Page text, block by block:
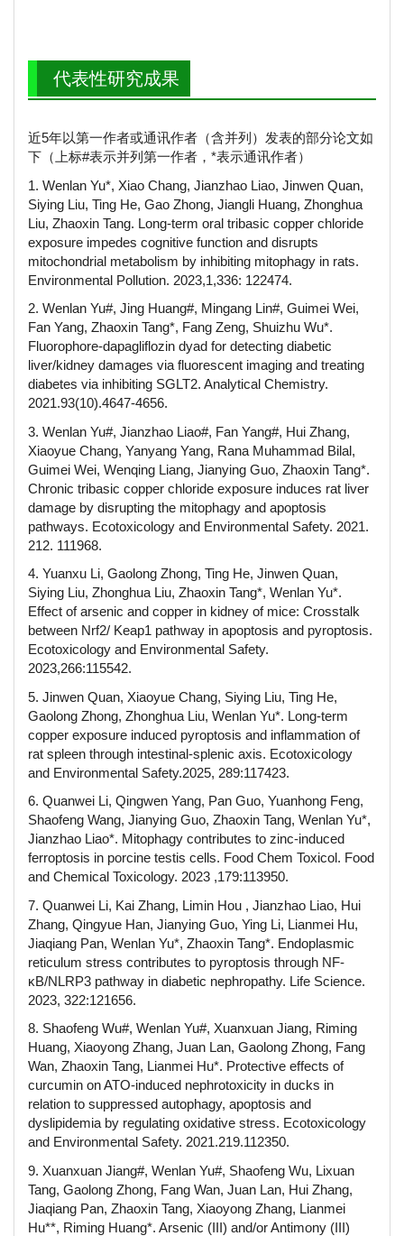
代表性研究成果
近5年以第一作者或通讯作者（含并列）发表的部分论文如
下（上标#表示并列第一作者，*表示通讯作者）
1. Wenlan Yu*, Xiao Chang, Jianzhao Liao, Jinwen Quan,
Siying Liu, Ting He, Gao Zhong, Jiangli Huang, Zhonghua
Liu, Zhaoxin Tang. Long-term oral tribasic copper chloride
exposure impedes cognitive function and disrupts
mitochondrial metabolism by inhibiting mitophagy in rats.
Environmental Pollution. 2023,1,336: 122474.
2. Wenlan Yu#, Jing Huang#, Mingang Lin#, Guimei Wei,
Fan Yang, Zhaoxin Tang*, Fang Zeng, Shuizhu Wu*.
Fluorophore-dapagliflozin dyad for detecting diabetic
liver/kidney damages via fluorescent imaging and treating
diabetes via inhibiting SGLT2. Analytical Chemistry.
2021.93(10).4647-4656.
3. Wenlan Yu#, Jianzhao Liao#, Fan Yang#, Hui Zhang,
Xiaoyue Chang, Yanyang Yang, Rana Muhammad Bilal,
Guimei Wei, Wenqing Liang, Jianying Guo, Zhaoxin Tang*.
Chronic tribasic copper chloride exposure induces rat liver
damage by disrupting the mitophagy and apoptosis
pathways. Ecotoxicology and Environmental Safety. 2021.
212. 111968.
4. Yuanxu Li, Gaolong Zhong, Ting He, Jinwen Quan,
Siying Liu, Zhonghua Liu, Zhaoxin Tang*, Wenlan Yu*.
Effect of arsenic and copper in kidney of mice: Crosstalk
between Nrf2/ Keap1 pathway in apoptosis and pyroptosis.
Ecotoxicology and Environmental Safety.
2023,266:115542.
5. Jinwen Quan, Xiaoyue Chang, Siying Liu, Ting He,
Gaolong Zhong, Zhonghua Liu, Wenlan Yu*. Long-term
copper exposure induced pyroptosis and inflammation of
rat spleen through intestinal-splenic axis. Ecotoxicology
and Environmental Safety.2025, 289:117423.
6. Quanwei Li, Qingwen Yang, Pan Guo, Yuanhong Feng,
Shaofeng Wang, Jianying Guo, Zhaoxin Tang, Wenlan Yu*,
Jianzhao Liao*. Mitophagy contributes to zinc-induced
ferroptosis in porcine testis cells. Food Chem Toxicol. Food
and Chemical Toxicology. 2023 ,179:113950.
7. Quanwei Li, Kai Zhang, Limin Hou , Jianzhao Liao, Hui
Zhang, Qingyue Han, Jianying Guo, Ying Li, Lianmei Hu,
Jiaqiang Pan, Wenlan Yu*, Zhaoxin Tang*. Endoplasmic
reticulum stress contributes to pyroptosis through NF-
κB/NLRP3 pathway in diabetic nephropathy. Life Science.
2023, 322:121656.
8. Shaofeng Wu#, Wenlan Yu#, Xuanxuan Jiang, Riming
Huang, Xiaoyong Zhang, Juan Lan, Gaolong Zhong, Fang
Wan, Zhaoxin Tang, Lianmei Hu*. Protective effects of
curcumin on ATO-induced nephrotoxicity in ducks in
relation to suppressed autophagy, apoptosis and
dyslipidemia by regulating oxidative stress. Ecotoxicology
and Environmental Safety. 2021.219.112350.
9. Xuanxuan Jiang#, Wenlan Yu#, Shaofeng Wu, Lixuan
Tang, Gaolong Zhong, Fang Wan, Juan Lan, Hui Zhang,
Jiaqiang Pan, Zhaoxin Tang, Xiaoyong Zhang, Lianmei
Hu**, Riming Huang*. Arsenic (III) and/or Antimony (III)